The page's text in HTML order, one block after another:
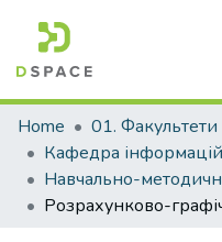
Communities & Collections
All of DSpace
Statistics
Home 01. Факультети